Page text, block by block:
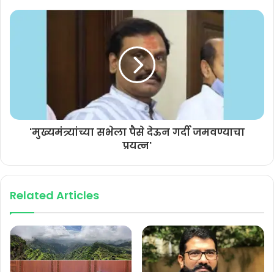
असताना जाधव यांच्या पॅन्टला आंदोलनाचे किती चिकन लागले? असा उलट प्रश्न
पाटील यांनी उपस्थित केला. चंद्रकांत जाधव यांना शिंदे गटात महत्त्वाची पद
मिळणार असल्याची चर्चा आहे ही बाब नरेंद्र पाटील यांच्या निदर्शनास आणून देताच
बहुतेक जाधव यांना राज्यपाल केले जाईल, अशी मिश्किल टिपणी यांनी केली.
'मुख्यमंत्र्यांच्या सभेला पैसे देऊन गर्दी जमवण्याचा
प्रयत्न'
Related Articles